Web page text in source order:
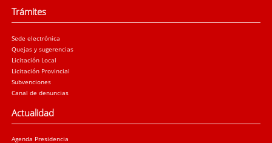
Trámites
Sede electrónica
Quejas y sugerencias
Licitación Local
Licitación Provincial
Subvenciones
Canal de denuncias
Actualidad
Agenda Presidencia